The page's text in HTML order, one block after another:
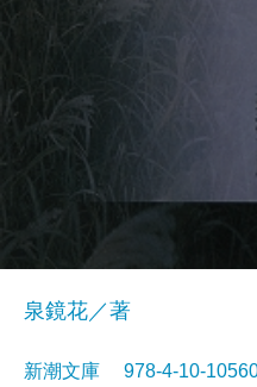
泉鏡花／著
新潮文庫 978-4-10-